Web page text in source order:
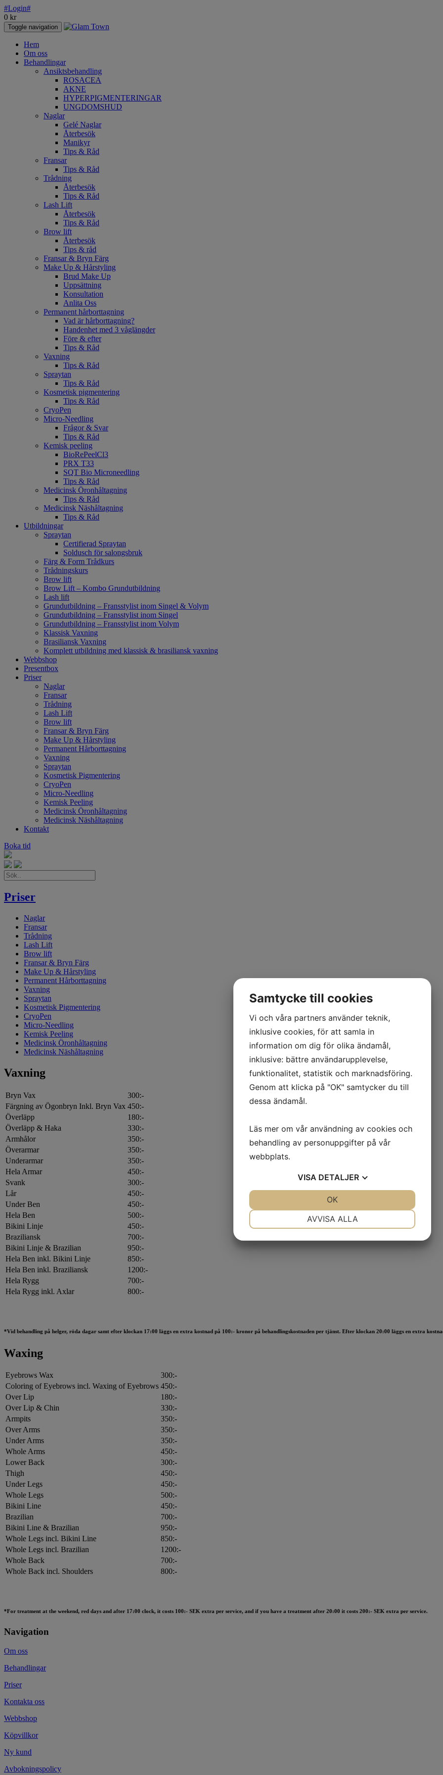
#Login#
0 kr
Toggle navigation
Hem
Om oss
Behandlingar
Ansiktsbehandling
ROSACEA
AKNE
HYPERPIGMENTERINGAR
UNGDOMSHUD
Naglar
Gelé Naglar
Återbesök
Manikyr
Tips & Råd
Fransar
Tips & Råd
Trådning
Återbesök
Tips & Råd
Lash Lift
Återbesök
Tips & Råd
Brow lift
Återbesök
Tips & råd
Fransar & Bryn Färg
Make Up & Hårstyling
Brud Make Up
Uppsättning
Konsultation
Anlita Oss
Permanent hårborttagning
Vad är hårborttagning?
Handenhet med 3 våglängder
Före & efter
Tips & Råd
Vaxning
Tips & Råd
Spraytan
Tips & Råd
Kosmetisk pigmentering
Tips & Råd
CryoPen
Micro-Needling
Frågor & Svar
Tips & Råd
Kemisk peeling
BioRePeelCl3
PRX T33
SQT Bio Microneedling
Tips & Råd
Medicinsk Öronhåltagning
Tips & Råd
Medicinsk Näshåltagning
Tips & Råd
Utbildningar
Spraytan
Certifierad Spraytan
Soldusch för salongsbruk
Färg & Form Trådkurs
Trådningskurs
Brow lift
Brow Lift – Kombo Grundutbildning
Lash lift
Grundutbildning – Fransstylist inom Singel & Volym
Grundutbildning – Fransstylist inom Singel
Grundutbildning – Fransstylist inom Volym
Klassisk Vaxning
Brasiliansk Vaxning
Komplett utbildning med klassisk & brasiliansk vaxning
Webbshop
Presentbox
Priser
Naglar
Fransar
Trådning
Lash Lift
Brow lift
Fransar & Bryn Färg
Make Up & Hårstyling
Permanent Hårborttagning
Vaxning
Spraytan
Kosmetisk Pigmentering
CryoPen
Micro-Needling
Kemisk Peeling
Medicinsk Öronhåltagning
Medicinsk Näshåltagning
Kontakt
Boka tid
Priser
Naglar
Fransar
Trådning
Lash Lift
Brow lift
Fransar & Bryn Färg
Make Up & Hårstyling
Permanent Hårborttagning
Vaxning
Spraytan
Kosmetisk Pigmentering
CryoPen
Micro-Needling
Kemisk Peeling
Medicinsk Öronhåltagning
Medicinsk Näshåltagning
Vaxning
Bryn Vax
300:-
Färgning av Ögonbryn Inkl. Bryn Vax 450:-
Överläpp
180:-
Överläpp & Haka
330:-
Armhålor
350:-
Överarmar
350:-
Underarmar
350:-
Hela Armar
450:-
Svank
300:-
Lår
450:-
Under Ben
450:-
Hela Ben
500:-
Bikini Linje
450:-
Braziliansk
700:-
Bikini Linje & Brazilian
950:-
Hela Ben inkl. Bikini Linje
850:-
Hela Ben inkl. Braziliansk
1200:-
Hela Rygg
700:-
Hela Rygg inkl. Axlar
800:-
*Vid behandling på helger, röda dagar samt efter klockan 17:00 läggs en extra kostnad på 100:- kronor på behandlingskostnaden per tjänst. Efter klockan 20:00 läggs en extra
Waxing
Eyebrows Wax
300:-
Coloring of Eyebrows incl. Waxing of Eyebrows 450:-
Over Lip
180:-
Over Lip & Chin
330:-
Armpits
350:-
Over Arms
350:-
Under Arms
350:-
Whole Arms
450:-
Lower Back
300:-
Thigh
450:-
Under Legs
450:-
Whole Legs
500:-
Bikini Line
450:-
Brazilian
700:-
Bikini Line & Brazilian
950:-
Whole Legs incl. Bikini Line
850:-
Whole Legs incl. Brazilian
1200:-
Whole Back
700:-
Whole Back incl. Shoulders
800:-
*For treatment at the weekend, red days and after 17:00 clock, it costs 100:- SEK extra per service, and if you have a treatment after 20:00 it costs 200:- SEK extra per service.
Navigation
Om oss
Behandlingar
Priser
Kontakta oss
Webbshop
Köpvillkor
Ny kund
Avbokningspolicy
Samtycke till cookies
Vi och våra partners använder teknik,
inklusive cookies, för att samla in
information om dig för olika ändamål,
inklusive: bättre användarupplevelse,
funktionalitet, statistik och marknadsföring.
Genom att klicka på "OK" samtycker du till
dessa ändamål.
Läs mer om vår användning av cookies och
behandling av personuppgifter på vår
webbplats.
VISA DETALJER
AVVISA ALLA
OK